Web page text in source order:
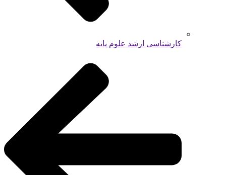
کارشناسی ارشد علوم پایه